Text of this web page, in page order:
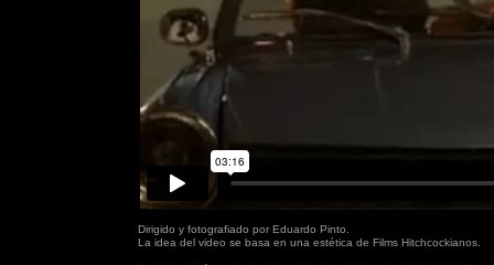
Dirigido y fotografiado por Eduardo Pinto.
La idea del video se basa en una estética de Films Hitchcockianos.